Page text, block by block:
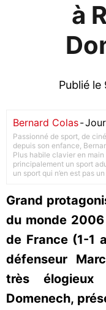
à
Publié
Bernard Colas-
Passionné de sport, de
depuis son enfance,
Plus habile clavier en
principalement un sport
un sport qui n’en est pas
Grand
du monde 2006
de France (1-1
défenseur
très élogieux
Domenech,